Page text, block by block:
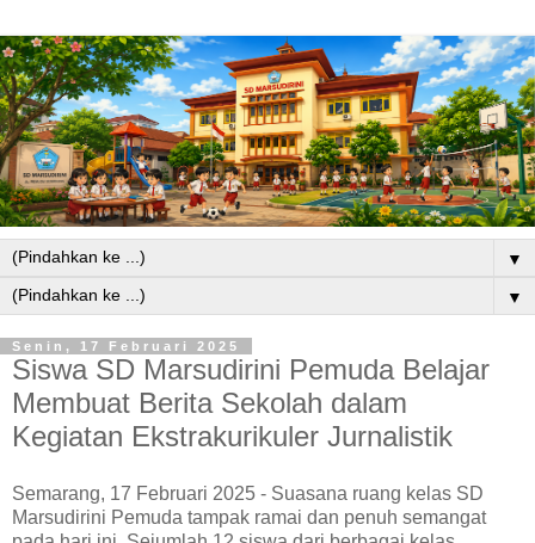
▼
▼
Senin, 17 Februari 2025
Siswa SD Marsudirini Pemuda Belajar
Membuat Berita Sekolah dalam
Kegiatan Ekstrakurikuler Jurnalistik
Semarang, 17 Februari 2025 - Suasana ruang kelas SD
Marsudirini Pemuda tampak ramai dan penuh semangat